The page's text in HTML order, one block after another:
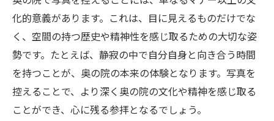
化的意義があります。これは、目に見えるものだけでな
く、空間の持つ歴史や精神性を感じ取るための大切な姿
勢です。たとえば、静寂の中で自分自身と向き合う時間
を持つことが、奥の院の本来の体験となります。写真を
控えることで、より深く奥の院の文化や精神を感じ取る
ことができ、心に残る参拝となるでしょう。